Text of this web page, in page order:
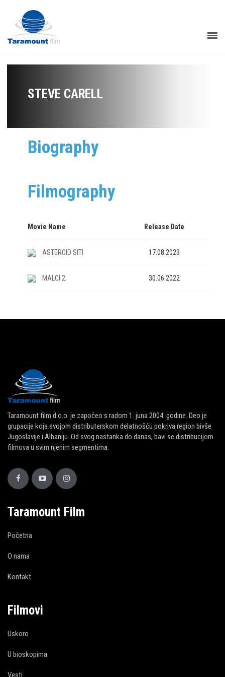
STEVE CARELL
Biography
Filmography
Movie Name Release Date
ASTEROID SITI 17.08.2023
MALCI 2 30.06.2022
Taramount film d.o.o. je započeo s radom 1. juna 2004. godine. Deo je
grupacije koja svojom distributerskom delatnošću pokriva region bivše
Jugoslavije i Albaniju. Od svog nastanka do danas, bavi se distribucijom
filmova u svim njenim segmentima.
Taramount Film
Početna
O nama
Kontakt
Filmovi
Uskoro
U bioskopima
Vesti